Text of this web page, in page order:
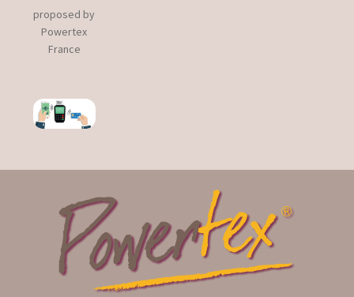
Workshops
Family Creative Leisure Workshops
Training of trainers
proposed by
Powertex
France